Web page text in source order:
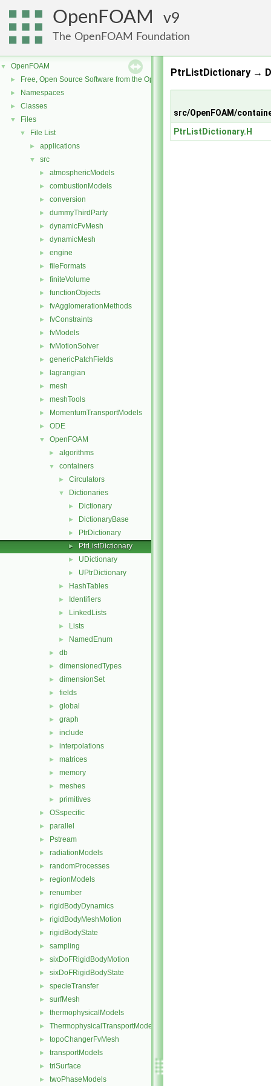
OpenFOAM 9
The OpenFOAM Foundation
▼ OpenFOAM
► Free, Open Source Software from the OpenFOAM Foundation
► Namespaces
► Classes
▼ Files
▼ File List
► applications
▼ src
► atmosphericModels
► combustionModels
► conversion
► dummyThirdParty
► dynamicFvMesh
► dynamicMesh
► engine
► fileFormats
► finiteVolume
► functionObjects
► fvAgglomerationMethods
► fvConstraints
► fvModels
► fvMotionSolver
► genericPatchFields
► lagrangian
► mesh
► meshTools
► MomentumTransportModels
► ODE
▼ OpenFOAM
► algorithms
▼ containers
► Circulators
▼ Dictionaries
► Dictionary
► DictionaryBase
► PtrDictionary
► PtrListDictionary
► UDictionary
► UPtrDictionary
► HashTables
► Identifiers
► LinkedLists
► Lists
► NamedEnum
► db
► dimensionedTypes
► dimensionSet
► fields
► global
► graph
► include
► interpolations
► matrices
► memory
► meshes
► primitives
► OSspecific
► parallel
► Pstream
► radiationModels
► randomProcesses
► regionModels
► renumber
► rigidBodyDynamics
► rigidBodyMeshMotion
► rigidBodyState
► sampling
► sixDoFRigidBodyMotion
► sixDoFRigidBodyState
► specieTransfer
► surfMesh
► thermophysicalModels
► ThermophysicalTransportModels
► topoChangerFvMesh
► transportModels
► triSurface
► twoPhaseModels
PtrListDictionary →
src/OpenFOAM/
PtrListDictionary.H